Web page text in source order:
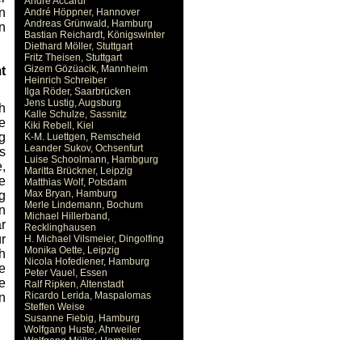
André Höppner, Hannover
Andreas Grünwald, Hamburg
Bastian Reichardt, Königswinter
Diethard Möller, Stuttgart
Fritz Theisen, Stuttgart
Gizem Gözüacik, Mannheim
Heinrich Schreiber
Ilga Röder, Saarbrücken
Jens Lustig, Augsburg
Kalle Schulze, Sassnitz
Kiki Rebell, Kiel
K-M. Luettgen, Remscheid
Leander Sukov, Ochsenfurt
Luise Schoolmann, Hambgurg
Maritta Brückner, Leipzig
Matthias Wolf, Potsdam
Max Bryan, Hamburg
Merle Lindemann, Bochum
Michael Hillerband,
Recklinghausen
H. Michael Vilsmeier, Dingolfing
Monika Oette, Leipzig
Nicola Hofediener, Hamburg
Peter Vauel, Essen
Ralf Ripken, Altenstadt
Ricardo Lerida, Maspalomas
Steffen Weise
Susanne Fiebig, Hamburg
Wolfgang Huste, Ahrweiler